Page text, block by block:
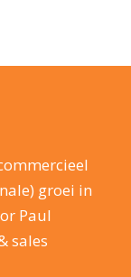
groei in
Paul
sales